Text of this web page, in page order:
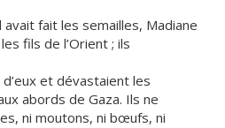
avait fait les semailles, Madiane
fils de l’Orient ; ils
et dévastaient les
abords de Gaza. Ils ne
ni moutons, ni bœufs, ni